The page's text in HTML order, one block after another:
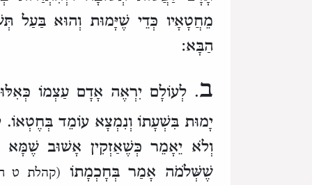
מֵחֲטָאָיו כְּדֵי שֶׁיָּמוּת וְהוּא בַּעַל
הַבָּא:
ב. לְעוֹלָם יִרְאֶה אָדָם עַצְמוֹ
יָמוּת בִּשְׁעָתוֹ וְנִמְצָא עוֹמֵד בְּחֶטְאוֹ.
וְלֹא יֵאָמֵר כְּשֶׁאַזְקִין אָשׁוּב שֶׁמָּא
שֶׁשְּׁלֹמֹה אָמַר בְּחָכְמָתוֹ (קהלת ט